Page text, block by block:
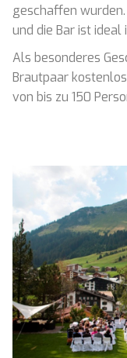
geschaffen
und die Bar ist
Als besonderes
Brautpaar
von bis zu 150